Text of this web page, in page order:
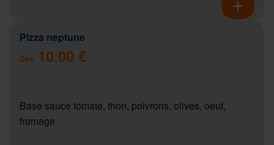
Pizza neptune
Dès 10.00 €
Base sauce tomate, thon, poivrons, olives, oeuf,
fromage